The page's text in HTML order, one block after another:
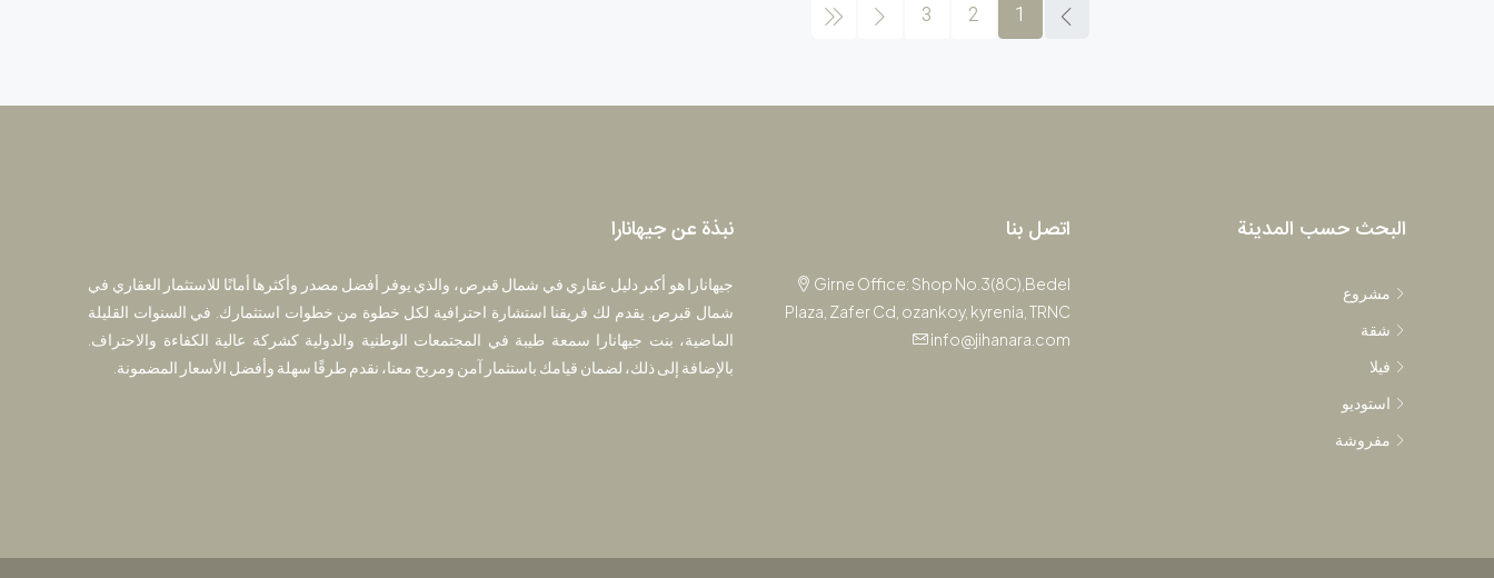
1
2
3
البحث حسب المدينة
مشروع
شقة
فيلا
استوديو
مفروشة
اتصل بنا
Girne Office: Shop No.3(8C),Bedel
Plaza, Zafer Cd, ozankoy, kyrenia, TRNC
info@jihanara.com
نبذة عن جيهانارا
جيهانارا هو أكبر دليل عقاري في شمال قبرص، والذي يوفر أفضل مصدر وأكثرها أمانًا للاستثمار العقاري في
شمال قبرص. يقدم لك فريقنا استشارة احترافية لكل خطوة من خطوات استثمارك. في السنوات القليلة
الماضية، بنت جيهانارا سمعة طيبة في المجتمعات الوطنية والدولية كشركة عالية الكفاءة والاحتراف.
بالإضافة إلى ذلك، لضمان قيامك باستثمار آمن ومربح معنا، نقدم طرقًا سهلة وأفضل الأسعار المضمونة.